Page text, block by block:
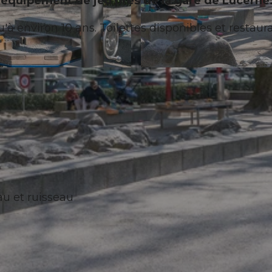
© Laila Bosco, Luzern Tourismus AG
environ 10 ans. Toilettes disponibles et
et ruisseau